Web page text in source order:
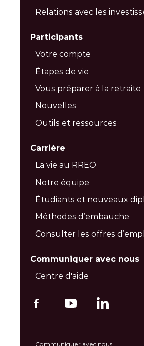
Relations avec les
Participants
Votre compte
Étapes de vie
Vous préparer à la retraite
Nouvelles
Outils et ressources
Carrière
La vie au RREO
Notre équipe
Étudiants et nouveaux
Méthodes d’embauche
Consulter les offres
Communiquer avec nous
Centre d'aide
Communiquer avec nous